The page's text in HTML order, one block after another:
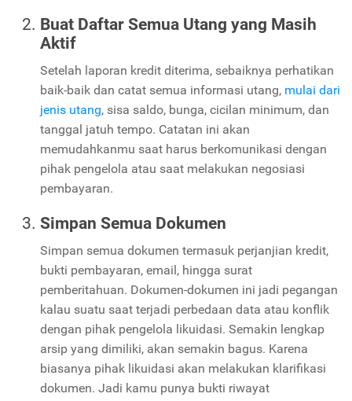
Buat Daftar Semua Utang yang Masih
Aktif
Setelah laporan kredit diterima, sebaiknya perhatikan
baik-baik dan catat semua informasi utang, mulai dari
jenis utang, sisa saldo, bunga, cicilan minimum, dan
tanggal jatuh tempo. Catatan ini akan
memudahkanmu saat harus berkomunikasi dengan
pihak pengelola atau saat melakukan negosiasi
pembayaran.
Simpan Semua Dokumen
Simpan semua dokumen termasuk perjanjian kredit,
bukti pembayaran, email, hingga surat
pemberitahuan. Dokumen-dokumen ini jadi pegangan
kalau suatu saat terjadi perbedaan data atau konflik
dengan pihak pengelola likuidasi. Semakin lengkap
arsip yang dimiliki, akan semakin bagus. Karena
biasanya pihak likuidasi akan melakukan klarifikasi
dokumen. Jadi kamu punya bukti riwayat